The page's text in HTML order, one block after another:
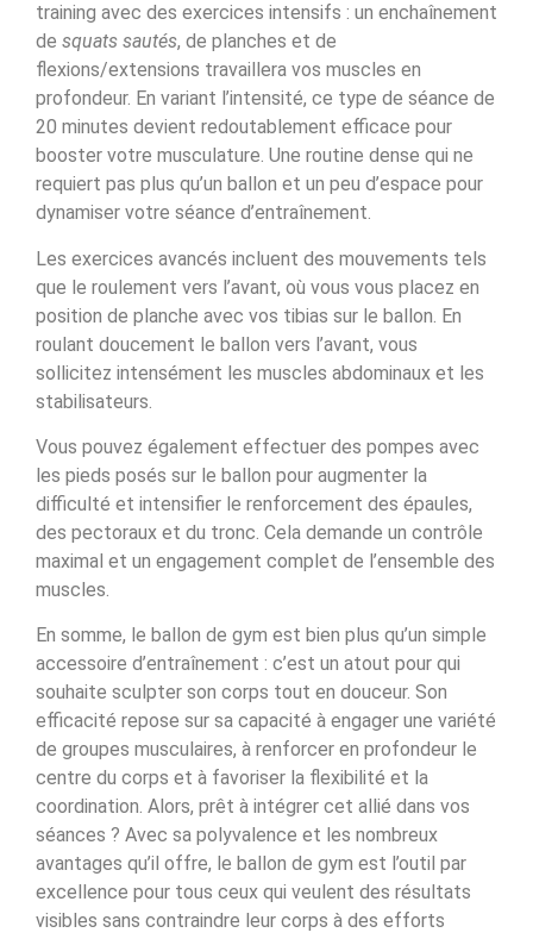
training avec des exercices intensifs : un enchaînement
de squats sautés, de planches et de
flexions/extensions travaillera vos muscles en
profondeur. En variant l’intensité, ce type de séance de
20 minutes devient redoutablement efficace pour
booster votre musculature. Une routine dense qui ne
requiert pas plus qu’un ballon et un peu d’espace pour
dynamiser votre séance d’entraînement.
Les exercices avancés incluent des mouvements tels
que le roulement vers l’avant, où vous vous placez en
position de planche avec vos tibias sur le ballon. En
roulant doucement le ballon vers l’avant, vous
sollicitez intensément les muscles abdominaux et les
stabilisateurs.
Vous pouvez également effectuer des pompes avec
les pieds posés sur le ballon pour augmenter la
difficulté et intensifier le renforcement des épaules,
des pectoraux et du tronc. Cela demande un contrôle
maximal et un engagement complet de l’ensemble des
muscles.
En somme, le ballon de gym est bien plus qu’un simple
accessoire d’entraînement : c’est un atout pour qui
souhaite sculpter son corps tout en douceur. Son
efficacité repose sur sa capacité à engager une variété
de groupes musculaires, à renforcer en profondeur le
centre du corps et à favoriser la flexibilité et la
coordination. Alors, prêt à intégrer cet allié dans vos
séances ? Avec sa polyvalence et les nombreux
avantages qu’il offre, le ballon de gym est l’outil par
excellence pour tous ceux qui veulent des résultats
visibles sans contraindre leur corps à des efforts